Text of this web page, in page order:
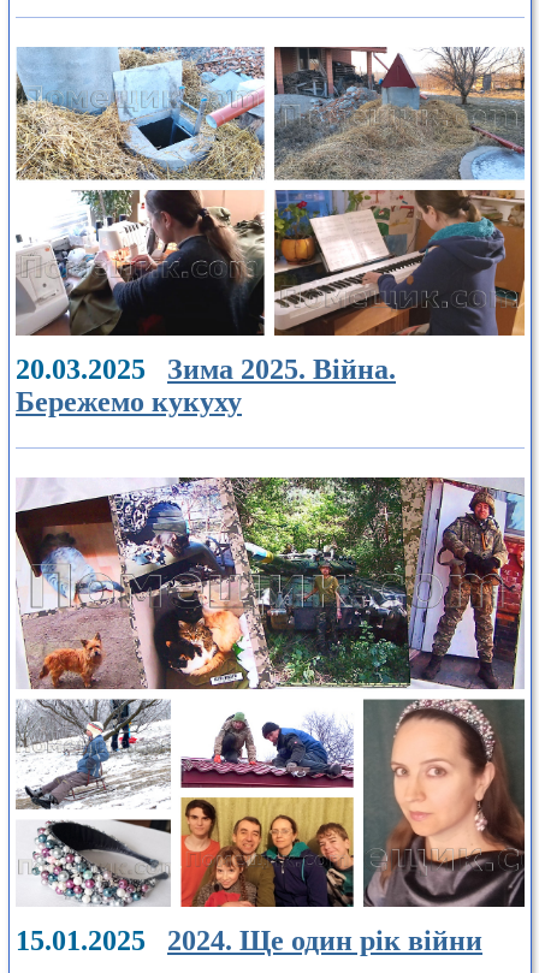
20.03.2025 Зима 2025. Війна.
Бережемо кукуху
15.01.2025 2024. Ще один рік війни